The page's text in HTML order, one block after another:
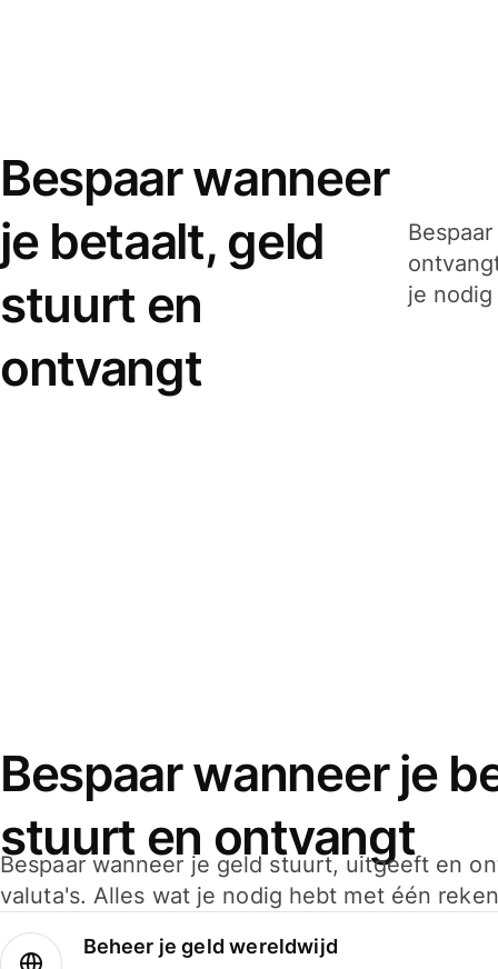
Bespaar wanneer
je betaalt, geld
stuurt en
ontvangt
je
Bespaar wanneer je
stuurt en ontvangt
Bespaar wanneer je geld stuurt, uitgeeft en
valuta's. Alles wat je nodig hebt met één
Beheer je geld wereldwijd